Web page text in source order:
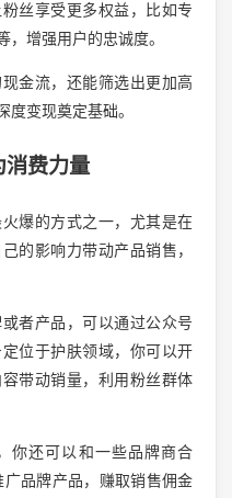
丝享受更多权益，比如专
增强用户的忠诚度。
金流，还能筛选出更加高
变现奠定基础。
消费力量
爆的方式之一，尤其是在
的影响力带动产品销售，
者产品，可以通过公众号
位于护肤领域，你可以开
带动销量，利用粉丝群体
你还可以和一些品牌商合
广品牌产品，赚取销售佣金